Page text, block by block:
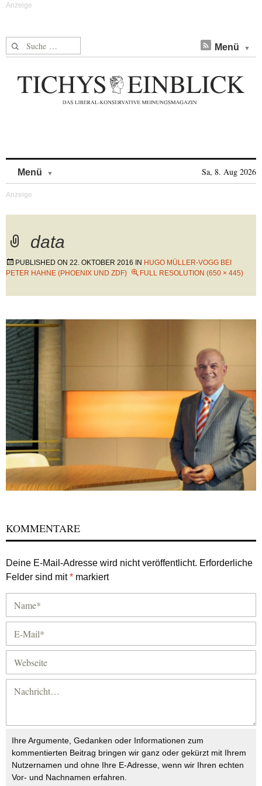
Suche nach: Menü
Menü Sa, 8. Aug 2026
data
PUBLISHED ON 22. OKTOBER 2016 IN HUGO MÜLLER-VOGG BEI
PETER HAHNE (PHOENIX UND ZDF)
FULL RESOLUTION (650 × 445)
KOMMENTARE
Deine E-Mail-Adresse wird nicht veröffentlicht. Erforderliche
Felder sind mit* markiert
Ihre Argumente, Gedanken oder Informationen zum
kommentierten Beitrag bringen wir ganz oder gekürzt mit Ihrem
Nutzernamen und ohne Ihre E-Adresse, wenn wir Ihren echten
Vor- und Nachnamen erfahren.